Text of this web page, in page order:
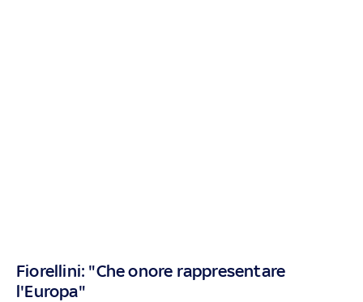
Fiorellini: "Che onore rappresentare
l'Europa"